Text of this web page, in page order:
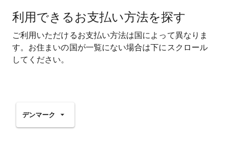
利用できるお支払い方法を探す
ご利用いただけるお支払い方法は国によって異なりま
す。お住まいの国が一覧にない場合は下にスクロール
してください。
デンマーク